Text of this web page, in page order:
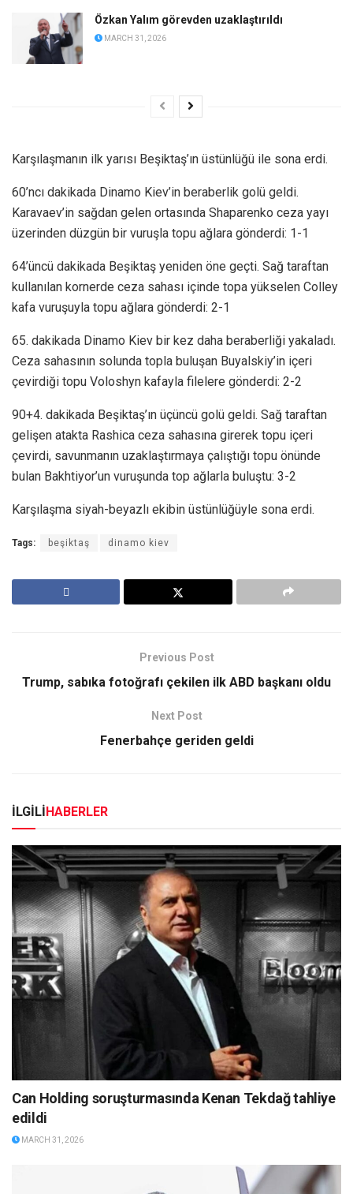
Özkan Yalım görevden uzaklaştırıldı
MARCH 31, 2026
Karşılaşmanın ilk yarısı Beşiktaş’ın üstünlüğü ile sona erdi.
60’ncı dakikada Dinamo Kiev’in beraberlik golü geldi.
Karavaev’in sağdan gelen ortasında Shaparenko ceza yayı
üzerinden düzgün bir vuruşla topu ağlara gönderdi: 1-1
64’üncü dakikada Beşiktaş yeniden öne geçti. Sağ taraftan
kullanılan kornerde ceza sahası içinde topa yükselen Colley
kafa vuruşuyla topu ağlara gönderdi: 2-1
65. dakikada Dinamo Kiev bir kez daha beraberliği yakaladı.
Ceza sahasının solunda topla buluşan Buyalskiy’in içeri
çevirdiği topu Voloshyn kafayla filelere gönderdi: 2-2
90+4. dakikada Beşiktaş’ın üçüncü golü geldi. Sağ taraftan
gelişen atakta Rashica ceza sahasına girerek topu içeri
çevirdi, savunmanın uzaklaştırmaya çalıştığı topu önünde
bulan Bakhtiyor’un vuruşunda top ağlarla buluştu: 3-2
Karşılaşma siyah-beyazlı ekibin üstünlüğüyle sona erdi.
Tags: beşiktaş dinamo kiev
Previous Post
Trump, sabıka fotoğrafı çekilen ilk ABD başkanı oldu
Next Post
Fenerbahçe geriden geldi
İLGİLİHABERLER
Can Holding soruşturmasında Kenan Tekdağ tahliye
edildi
MARCH 31, 2026